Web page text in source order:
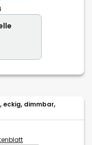
eckig, dimmbar,